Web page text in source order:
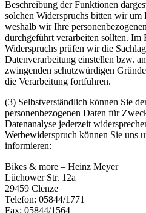
Beschreibung der Funktionen
solchen Widerspruchs bitten wir um
weshalb wir Ihre
durchgeführt verarbeiten sollten. Im
Widerspruchs prüfen wir die
Datenverarbeitung einstellen bzw.
zwingenden schutzwürdigen
die Verarbeitung fortführen.
(3) Selbstverständlich können Sie
personenbezogenen Daten für
Datenanalyse jederzeit
Werbewiderspruch können Sie uns
informieren:
Bikes & more – Heinz Meyer
Lüchower Str. 12a
29459 Clenze
Telefon: 05844/1771
Fax: 05844/1564